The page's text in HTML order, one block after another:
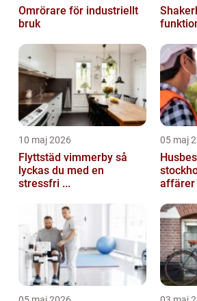
Omrörare för industriellt
bruk
Shakerkök
10 maj 2026
Flyttstäd vimmerby så
lyckas du med en
stressfri ...
05 maj
stockholm
affärer